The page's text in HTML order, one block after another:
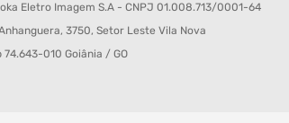
Eletro Imagem S.A - CNPJ 01.008.713/0001-64
3750, Setor Leste Vila Nova
74.643-010 Goiânia / GO